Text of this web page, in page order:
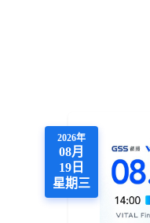
2026年
08月
19日
星期三